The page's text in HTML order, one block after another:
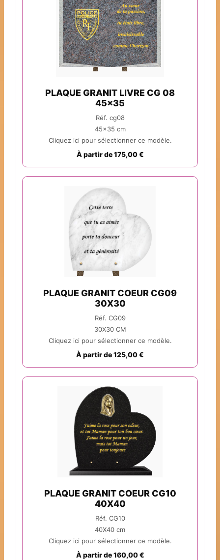
PLAQUE GRANIT LIVRE CG 08
45x35
Réf. cg08
45x35 cm
Cliquez ici pour sélectionner ce modèle.
À partir de 175,00 €
PLAQUE GRANIT COEUR CG09
30X30
Réf. CG09
30X30 CM
Cliquez ici pour sélectionner ce modèle.
À partir de 125,00 €
PLAQUE GRANIT COEUR CG10
40X40
Réf. CG10
40X40 cm
Cliquez ici pour sélectionner ce modèle.
À partir de 160,00 €